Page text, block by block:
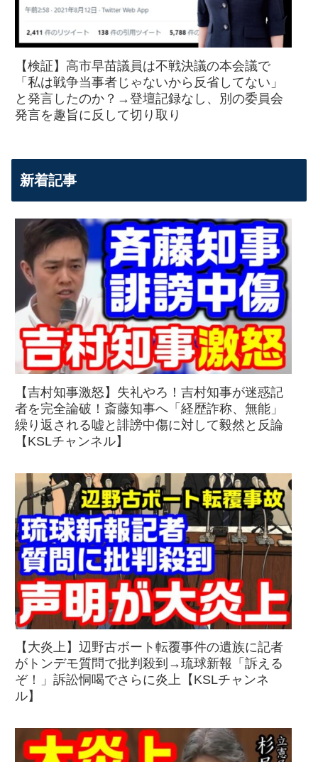
【検証】高市早苗議員は不戦決議の本会議で
「私は戦争当事者じゃないから反省してない」
と発言したのか？→登壇記録なし、別の委員会
発言を趣旨に反して切り取り
新着記事
【吉村知事激怒】失礼やろ！吉村知事が迷惑記
者を完全論破！斎藤知事へ「経歴詐称、無能」
繰り返される嘘と誹謗中傷に対して毅然と反論
【KSLチャンネル】
【大炎上】辺野古ボート転覆事件の遺族に記者
がトンデモ質問で批判殺到→琉球新報「訴える
ぞ！」訴訟恫喝でさらに炎上【KSLチャンネ
ル】